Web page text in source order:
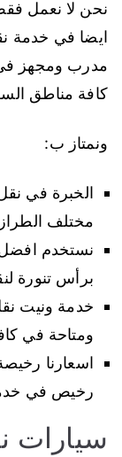
نحن لا نعمل
ايضا في خدمة
مدرب ومجهز
كافة مناطق
ونمتاز ب:
الخبرة في
مختلف
نستخدم
برأس تنورة
خدمة ونيت
ومتاحة في
اسعارنا
رخيص في خدمة
سيارات